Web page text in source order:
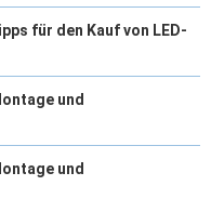
für den Kauf von LED-
und
und